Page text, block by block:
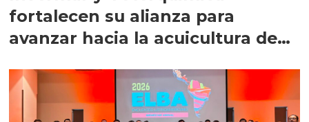
fortalecen su alianza para
avanzar hacia la acuicultura de